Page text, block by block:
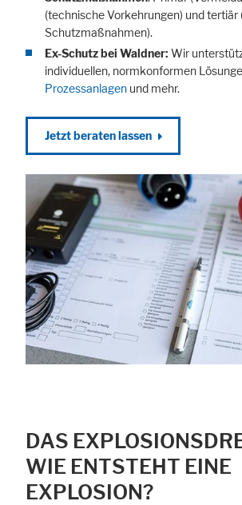
(technische Vorkehrungen) und tertiär
Schutzmaßnahmen).
Ex-Schutz bei Waldner: Wir
individuellen, normkonformen
Prozessanlagen und mehr.
Jetzt beraten lassen
DAS
WIE ENTSTEHT EINE
EXPLOSION?